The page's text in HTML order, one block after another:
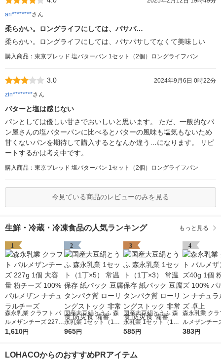
ari********さん
柔らかい。ロングライフにしては、パサパ…
柔らかい。ロングライフにしては、パサパサしてなくて美味しい
購入商品：東京ブレッド 塩バターパン 1セット（2個）ロングライフパン
3.0
2024年9月6日 0時22分
zin********さん
バターと塩は感じない
パンとしては優しい甘さでおいしいと思います。 ただ、一般的なパ
ン屋さんの塩バターパンに比べるとバターの風味も塩気もないため
甘くないパンを期待して購入するとなんか違う…になります。 リピ
ートするかは考え中です。
購入商品：東京ブレッド 塩バターパン 1セット（2個）ロングライフパン
今見ている商品のレビューのみを見る
生鮮・冷蔵・冷凍食品の人気ランキング もっと見る
1
森永乳業 クラフト パ
ルメザンチーズ 227g
1個 大容量 粉チーズ 1
1,610円
2
国産大豆絹とうふ 森
永乳業 1セット（1丁×
5） 常温保存 紙パッ
常食 防災食 備蓄
965円
3
国産大豆絹とうふ 森
永乳業 1セット（1丁×
3） 常温保存 紙パッ
常食 防災食 備蓄
585円
4
森永乳業 クラ
ルメザンチー
個 粉チーズ
383円
LOHACOからのおすすめPRアイテム